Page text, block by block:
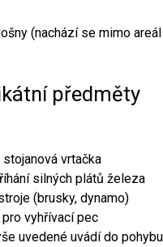
(nachází se mimo areál
předměty
vrtačka
silných plátů železa
(brusky, dynamo)
vyhřívací pec
uvedené uvádí do pohybu